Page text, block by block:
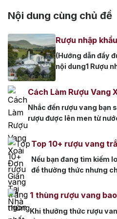
Top tìm kiếm
Rượu Vang
Rượu Vang Ý
Rượu Vang Đỏ
Rượu Vang Trắng
Blended Scotch
Single Malt
Whiskey Mỹ
Thương hiệu
Nội dung cùng chủ đề
Rượu nhập
không tại Việt
(Hướng dẫn đầy
nội dung1 Rượu
rượu nhập khẩu
có?4 Cách nhận
hãng4.1 1. Tem
vẹn4.2 2. Nhãn
Cách Làm Rượu Vang
Nhắc đến rượu vang bạn
rượu được lên men từ
nhiều loại trái cây thơm
nghe rượu vang xoài
xoài […]
Top 10+ rượu vang
nên bỏ qua
Nếu bạn đang tìm kiếm
để thưởng thức nhưng
Nhập khám phá danh
trắng nổi bật, thơm
lựa chọn được sản
1 thùng rượu vang
thùng 6 chai lại phổ
Khi thưởng thức rượu